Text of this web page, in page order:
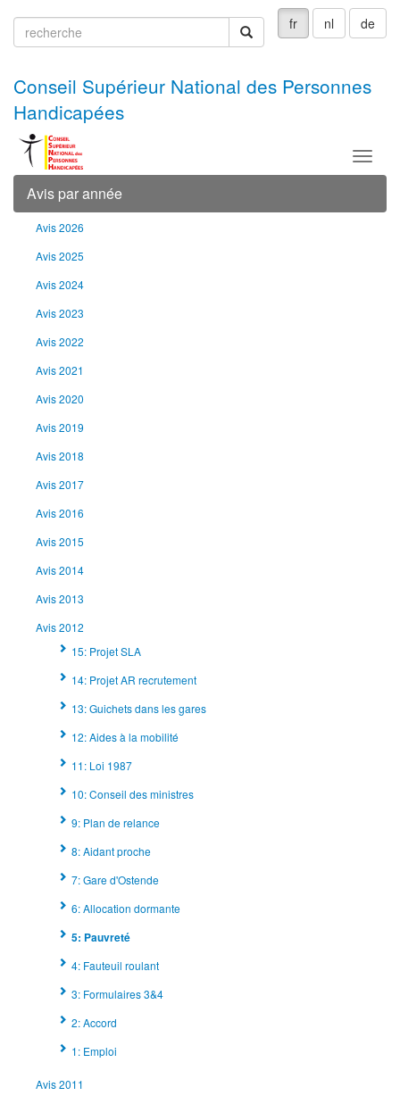
fr nl de
recherche
Conseil Supérieur National des Personnes
Handicapées
Menu
Avis par année
Avis 2026
Avis 2025
Avis 2024
Avis 2023
Avis 2022
Avis 2021
Avis 2020
Avis 2019
Avis 2018
Avis 2017
Avis 2016
Avis 2015
Avis 2014
Avis 2013
Avis 2012
15: Projet SLA
14: Projet AR recrutement
13: Guichets dans les gares
12: Aides à la mobilité
11: Loi 1987
10: Conseil des ministres
9: Plan de relance
8: Aidant proche
7: Gare d'Ostende
6: Allocation dormante
5: Pauvreté
4: Fauteuil roulant
3: Formulaires 3&4
2: Accord
1: Emploi
Avis 2011